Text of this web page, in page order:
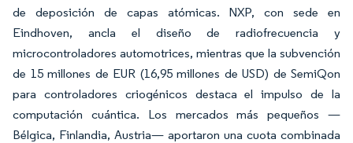
de deposición de capas atómicas. NXP, con sede en
Eindhoven, ancla el diseño de radiofrecuencia y
microcontroladores automotrices, mientras que la subvención
de 15 millones de EUR (16,95 millones de USD) de SemiQon
para controladores criogénicos destaca el impulso de la
computación cuántica. Los mercados más pequeños —
Bélgica, Finlandia, Austria— aportaron una cuota combinada